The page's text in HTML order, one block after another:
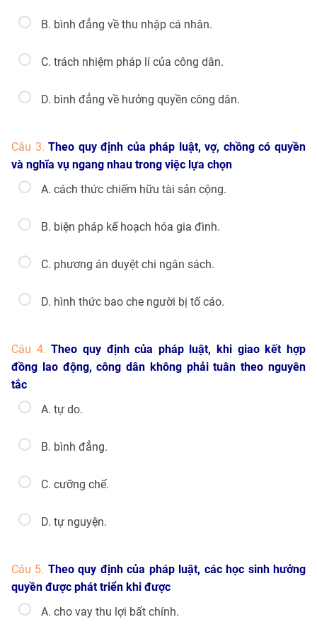
B. bình đẳng về thu nhập cá nhân.
C. trách nhiệm pháp lí của công dân.
D. bình đẳng về hưởng quyền công dân.
Câu 3.Theo quy định của pháp luật, vợ, chồng có quyền
và nghĩa vụ ngang nhau trong việc lựa chọn
A. cách thức chiếm hữu tài sản cộng.
B. biện pháp kế hoạch hóa gia đình.
C. phương án duyệt chi ngân sách.
D. hình thức bao che người bị tố cáo.
Câu 4.Theo quy định của pháp luật, khi giao kết hợp
đồng lao động, công dân không phải tuân theo nguyên
tắc
A. tự do.
B. bình đẳng.
C. cưỡng chế.
D. tự nguyện.
Câu 5. Theo quy định của pháp luật, các học sinh hưởng
quyền được phát triển khi được
A. cho vay thu lợi bất chính.